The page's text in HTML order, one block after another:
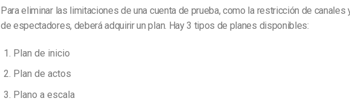
Para eliminar las limitaciones de una cuenta de prueba, como la restricción de canales
de espectadores, deberá adquirir un plan. Hay 3 tipos de planes disponibles:
Plan de inicio
Plan de actos
Plano a escala